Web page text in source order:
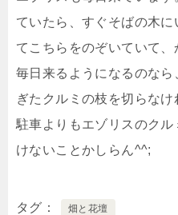
ていたら、すぐそばの木
てこちらをのぞいていて
毎日来るようになるのな
ぎたクルミの枝を切らな
駐車よりもエゾリスのク
けないことかしらん^^;
タグ 畑と花壇